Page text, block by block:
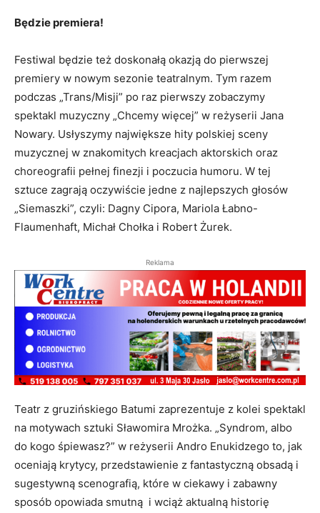
Będzie premiera!
Festiwal będzie też doskonałą okazją do pierwszej
premiery w nowym sezonie teatralnym. Tym razem
podczas „Trans/Misji” po raz pierwszy zobaczymy
spektakl muzyczny „Chcemy więcej” w reżyserii Jana
Nowary. Usłyszymy największe hity polskiej sceny
muzycznej w znakomitych kreacjach aktorskich oraz
choreografii pełnej finezji i poczucia humoru. W tej
sztuce zagrają oczywiście jedne z najlepszych głosów
„Siemaszki”, czyli: Dagny Cipora, Mariola Łabno-
Flaumenhaft, Michał Chołka i Robert Żurek.
Reklama
Teatr z gruzińskiego Batumi zaprezentuje z kolei spektakl
na motywach sztuki Sławomira Mrożka. „Syndrom, albo
do kogo śpiewasz?” w reżyserii Andro Enukidzego to, jak
oceniają krytycy, przedstawienie z fantastyczną obsadą i
sugestywną scenografią, które w ciekawy i zabawny
sposób opowiada smutną i wciąż aktualną historię